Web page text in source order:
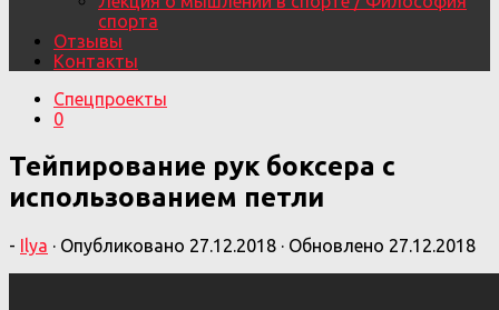
спорта
Отзывы
Контакты
Спецпроекты
0
Тейпирование рук боксера с
использованием петли
- Ilya · Опубликовано 27.12.2018 · Обновлено 27.12.2018